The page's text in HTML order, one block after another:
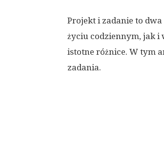
Projekt i zadanie to
życiu codziennym, jak i
istotne różnice. W tym
zadania.